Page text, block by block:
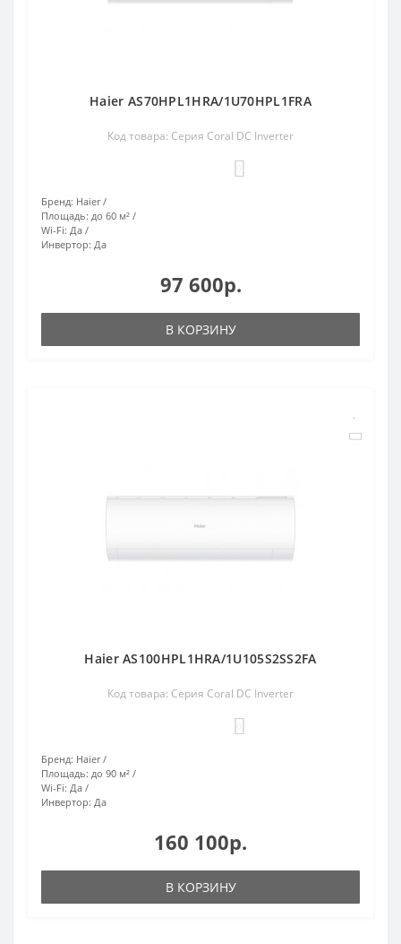
Haier AS70HPL1HRA/1U70HPL1FRA
Код товара: Серия Coral DC Inverter
Бренд: Haier
Площадь: до 60 м²
Wi-Fi: Да
Инвертор: Да
97 600р.
В КОРЗИНУ
Haier AS100HPL1HRA/1U105S2SS2FA
Код товара: Серия Coral DC Inverter
Бренд: Haier
Площадь: до 90 м²
Wi-Fi: Да
Инвертор: Да
160 100р.
В КОРЗИНУ